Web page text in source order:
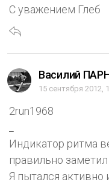
С уважением Глеб
Василий
15 сентября 2012,
2run1968
Индикатор ритма
правильно
Я пытался активно